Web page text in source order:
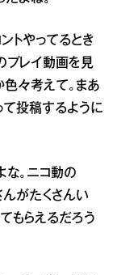
トやってるとき
プレイ動画を見
色々考えて。まあ
て投稿するように
。ニコ動の
んがたくさんい
もらえるだろう